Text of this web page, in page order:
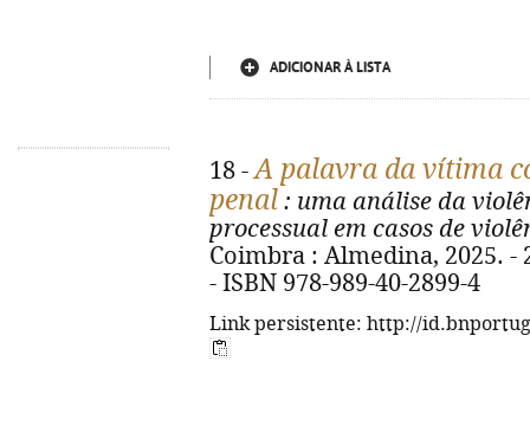
ADICIONAR À LISTA
18 -A palavra da vítima
penal : uma análise da
processual em casos de
Coimbra : Almedina, 2025. -
- ISBN 978-989-40-2899-4
Link persistente: http://